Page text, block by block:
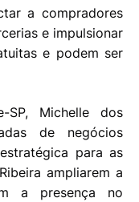
a compradores
e impulsionar
e podem ser
SP, Michelle dos
de negócios
para as
ampliarem a
a presença no